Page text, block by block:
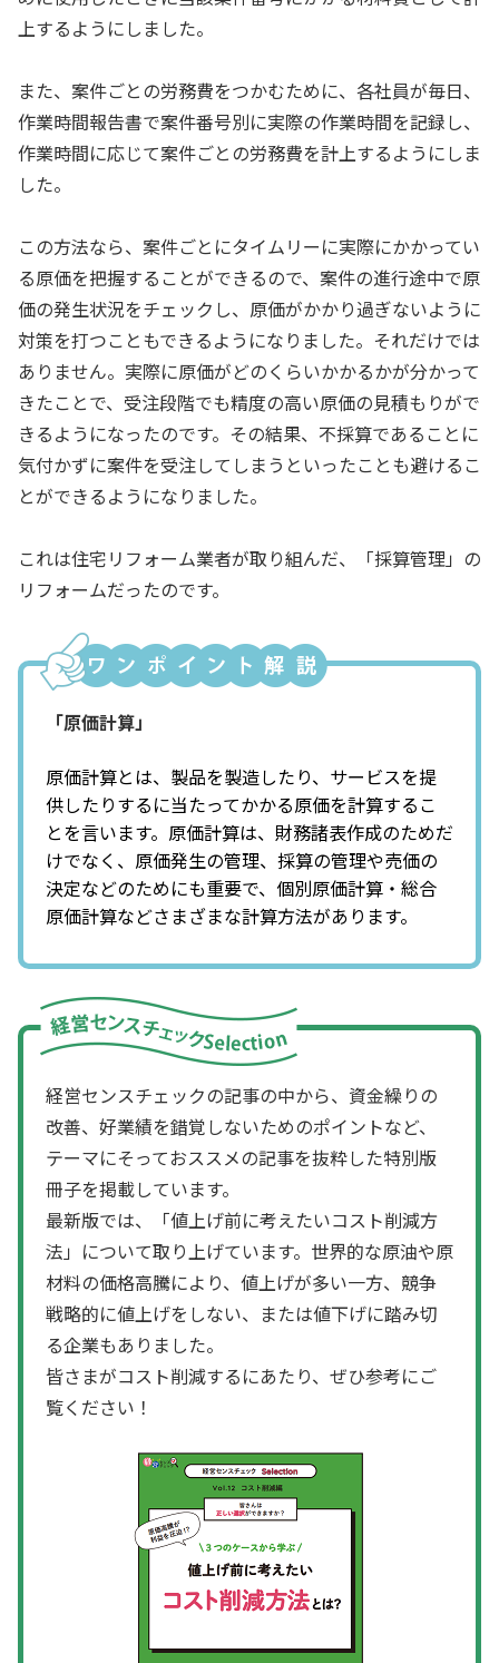
上するようにしました。
また、案件ごとの労務費をつかむために、各社員が毎日、
作業時間報告書で案件番号別に実際の作業時間を記録し、
作業時間に応じて案件ごとの労務費を計上するようにしま
した。
この方法なら、案件ごとにタイムリーに実際にかかってい
る原価を把握することができるので、案件の進行途中で原
価の発生状況をチェックし、原価がかかり過ぎないように
対策を打つこともできるようになりました。それだけでは
ありません。実際に原価がどのくらいかかるかが分かって
きたことで、受注段階でも精度の高い原価の見積もりがで
きるようになったのです。その結果、不採算であることに
気付かずに案件を受注してしまうといったことも避けるこ
とができるようになりました。
これは住宅リフォーム業者が取り組んだ、「採算管理」の
リフォームだったのです。
「原価計算」
原価計算とは、製品を製造したり、サービスを提
供したりするに当たってかかる原価を計算するこ
とを言います。原価計算は、財務諸表作成のためだ
けでなく、原価発生の管理、採算の管理や売価の
決定などのためにも重要で、個別原価計算・総合
原価計算などさまざまな計算方法があります。
経営センスチェックの記事の中から、資金繰りの
改善、好業績を錯覚しないためのポイントなど、
テーマにそっておススメの記事を抜粋した特別版
冊子を掲載しています。
最新版では、「値上げ前に考えたいコスト削減方
法」について取り上げています。世界的な原油や原
材料の価格高騰により、値上げが多い一方、競争
戦略的に値上げをしない、または値下げに踏み切
る企業もありました。
皆さまがコスト削減するにあたり、ぜひ参考にご
覧ください！